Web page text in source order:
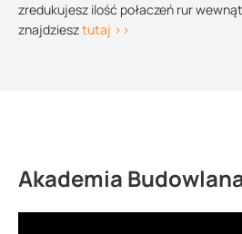
zredukujesz ilość połaczeń rur
znajdziesztutaj >>
Rysunek techniczny
Akademia